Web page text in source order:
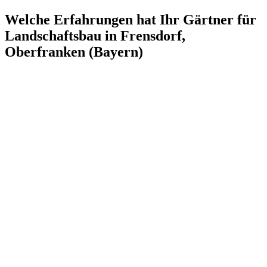
Welche Erfahrungen hat Ihr Gärtner für
Landschaftsbau in Frensdorf,
Oberfranken (Bayern)